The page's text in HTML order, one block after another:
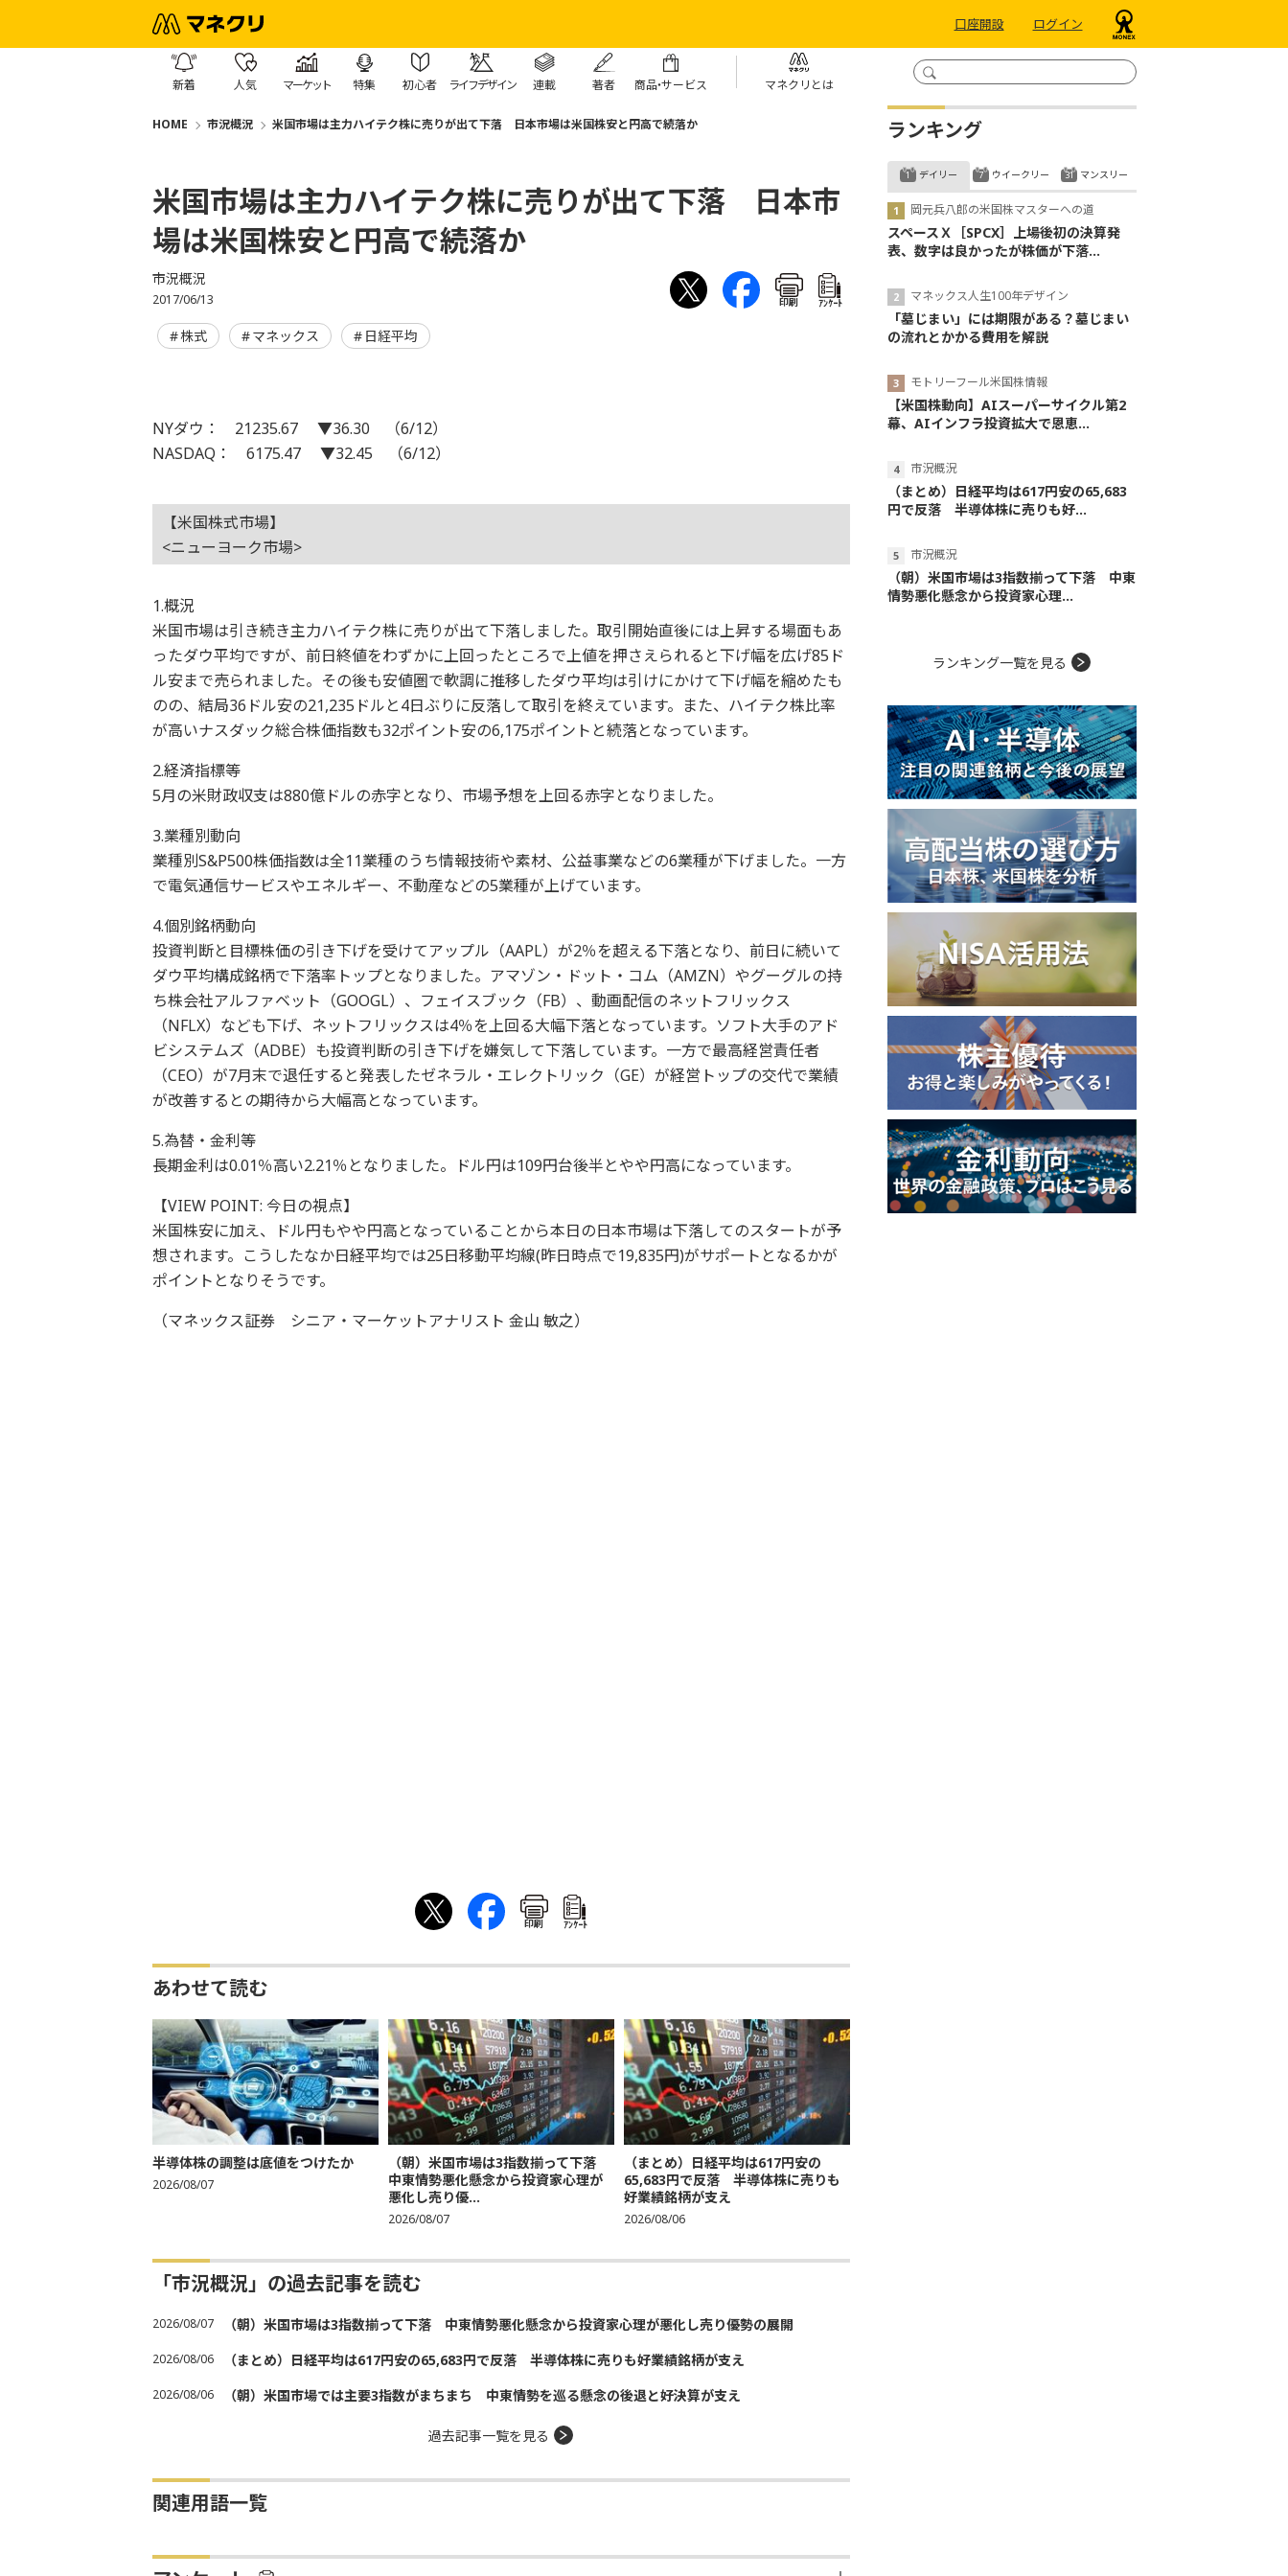
口座開設 ログイン
新着 人気 マーケット 特集 初心者 ライフデザイン 連載 著者 商品・サービス マネクリとは
HOME 市況概況 米国市場は主力ハイテク株に売りが出て下落 日本市場は米国株安と円高で続落か
米国市場は主力ハイテク株に売りが出て下落 日本市
場は米国株安と円高で続落か
市況概況
2017/06/13 印刷 ｱﾝｹｰﾄ
株式 マネックス 日経平均
NYダウ： 21235.67 ▼36.30 （6/12）
NASDAQ： 6175.47 ▼32.45 （6/12）
【米国株式市場】
<ニューヨーク市場>
1.概況
米国市場は引き続き主力ハイテク株に売りが出て下落しました。取引開始直後には上昇する場面もあ
ったダウ平均ですが、前日終値をわずかに上回ったところで上値を押さえられると下げ幅を広げ85ド
ル安まで売られました。その後も安値圏で軟調に推移したダウ平均は引けにかけて下げ幅を縮めたも
のの、結局36ドル安の21,235ドルと4日ぶりに反落して取引を終えています。また、ハイテク株比率
が高いナスダック総合株価指数も32ポイント安の6,175ポイントと続落となっています。
2.経済指標等
5月の米財政収支は880億ドルの赤字となり、市場予想を上回る赤字となりました。
3.業種別動向
業種別S&P500株価指数は全11業種のうち情報技術や素材、公益事業などの6業種が下げました。一方
で電気通信サービスやエネルギー、不動産などの5業種が上げています。
4.個別銘柄動向
投資判断と目標株価の引き下げを受けてアップル（AAPL）が2％を超える下落となり、前日に続いて
ダウ平均構成銘柄で下落率トップとなりました。アマゾン・ドット・コム（AMZN）やグーグルの持
ち株会社アルファベット（GOOGL）、フェイスブック（FB）、動画配信のネットフリックス
（NFLX）なども下げ、ネットフリックスは4％を上回る大幅下落となっています。ソフト大手のアド
ビシステムズ（ADBE）も投資判断の引き下げを嫌気して下落しています。一方で最高経営責任者
（CEO）が7月末で退任すると発表したゼネラル・エレクトリック（GE）が経営トップの交代で業績
が改善するとの期待から大幅高となっています。
5.為替・金利等
長期金利は0.01％高い2.21％となりました。ドル円は109円台後半とやや円高になっています。
【VIEW POINT: 今日の視点】
米国株安に加え、ドル円もやや円高となっていることから本日の日本市場は下落してのスタートが予
想されます。こうしたなか日経平均では25日移動平均線(昨日時点で19,835円)がサポートとなるかが
ポイントとなりそうです。
（マネックス証券 シニア・マーケットアナリスト 金山 敏之）
印刷 ｱﾝｹｰﾄ
あわせて読む
半導体株の調整は底値をつけたか
2026/08/07
（朝）米国市場は3指数揃って下落
中東情勢悪化懸念から投資家心理が
悪化し売り優...
2026/08/07
（まとめ）日経平均は617円安の
65,683円で反落 半導体株に売りも
好業績銘柄が支え
2026/08/06
「市況概況」の過去記事を読む
2026/08/07 （朝）米国市場は3指数揃って下落 中東情勢悪化懸念から投資家心理が悪化し売り優勢の展開
2026/08/06 （まとめ）日経平均は617円安の65,683円で反落 半導体株に売りも好業績銘柄が支え
2026/08/06 （朝）米国市場では主要3指数がまちまち 中東情勢を巡る懸念の後退と好決算が支え
過去記事一覧を見る
関連用語一覧
ランキング
デイリー
岡元兵八郎の米国株マスターへの道
スペースＸ［SPCX］上場後初の決算発
表、数字は良かったが株価が下落...
マネックス人生100年デザイン
「墓じまい」には期限がある？墓じまい
の流れとかかる費用を解説
モトリーフール米国株情報
【米国株動向】AIスーパーサイクル第2
幕、AIインフラ投資拡大で恩恵...
市況概況
（まとめ）日経平均は617円安の65,683
円で反落 半導体株に売りも好...
市況概況
（朝）米国市場は3指数揃って下落 中東
情勢悪化懸念から投資家心理...
ウイークリー マンスリー
ランキング一覧を見る